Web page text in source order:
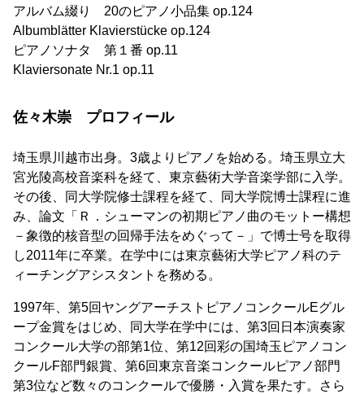
アルバム綴り 20のピアノ小品集 op.124
Albumblätter Klavierstücke op.124
ピアノソナタ 第１番 op.11
Klaviersonate Nr.1 op.11
佐々木崇 プロフィール
埼玉県川越市出身。3歳よりピアノを始める。埼玉県立大
宮光陵高校音楽科を経て、東京藝術大学音楽学部に入学。
その後、同大学院修士課程を経て、同大学院博士課程に進
み、論文「Ｒ．シューマンの初期ピアノ曲のモットー構想
－象徴的核音型の回帰手法をめぐって－」で博士号を取得
し2011年に卒業。在学中には東京藝術大学ピアノ科のテ
ィーチングアシスタントを務める。
1997年、第5回ヤングアーチストピアノコンクールEグル
ープ金賞をはじめ、同大学在学中には、第3回日本演奏家
コンクール大学の部第1位、第12回彩の国埼玉ピアノコン
クールF部門銀賞、第6回東京音楽コンクールピアノ部門
第3位など数々のコンクールで優勝・入賞を果たす。さら